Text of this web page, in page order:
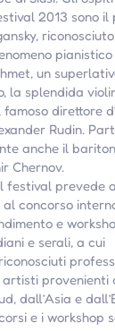
2013 sono il
un
la splendida
direttore
Rudin.
anche il
Chernov.
festival prevede
al concorso
e
e serali, a cui
artisti provenienti
dall’Asia e
e i workshop